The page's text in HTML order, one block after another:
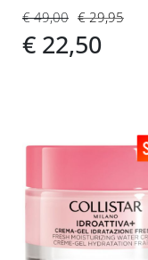
€ 49,00
€ 22,50
€ 29,95
toe
verlanglijst